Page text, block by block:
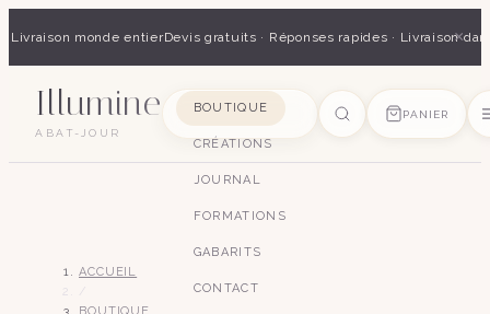
Livraison monde entierDevis gratuits · Réponses rapides · Livraison×
Illumine
ABAT-JOUR
BOUTIQUE
CRÉATIONS
JOURNAL
FORMATIONS
GABARITS
CONTACT
PANIER
ACCUEIL
SUGGESTIONS
art déco